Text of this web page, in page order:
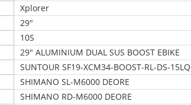
Xplorer
29"
10S
29" ALUMINIUM DUAL SUS BOOST EBIKE
SUNTOUR SF19-XCM34-BOOST-RL-DS-
SHIMANO SL-M6000 DEORE
SHIMANO RD-M6000 DEORE